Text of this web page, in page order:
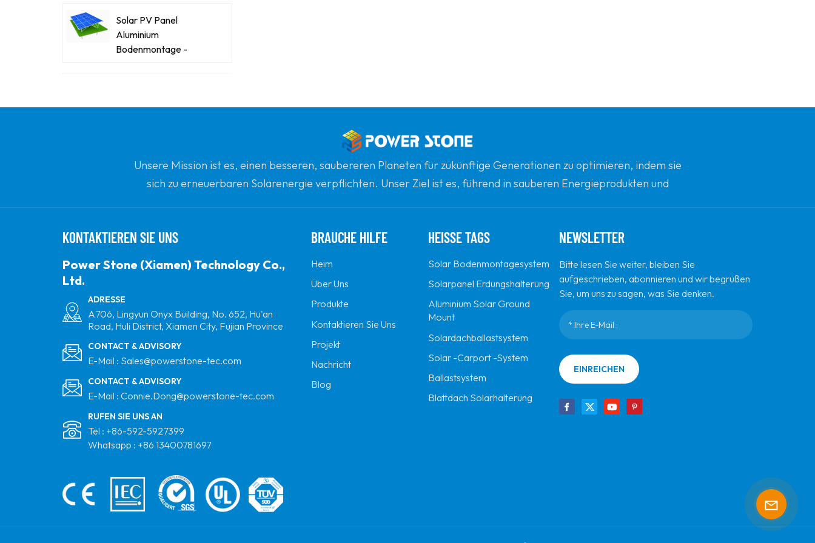
Solar PV Panel
Aluminium
Bodenmontage -
Flachdachdreiecke
Montagehalterung
Ballasted Flat Dach
Matrix Solar
Montagesystem
Metalldach Montage
Aluminium Solar Mini -
Schiene
Aluminiummatrix
Stativ Solar
Montagesystem
Metalldach Railless
Montage Solar Short
Rail Montagestruktur
Vertikale PV -Farmen
Montageklasse
Unsere Mission ist es, einen besseren, saubereren Planeten für zukünftige Generationen zu optimieren, indem sie
sich zu erneuerbaren Solarenergie verpflichten. Unser Ziel ist es, führend in sauberen Energieprodukten und
KONTAKTIEREN SIE UNS
Power Stone (Xiamen) Technology Co.,
Ltd.
ADRESSE
A706, Lingyun Onyx Building, No. 652, Hu'an
Road, Huli District, Xiamen City, Fujian Province
CONTACT & ADVISORY
E-Mail : Sales@powerstone-tec.com
CONTACT & ADVISORY
E-Mail : Connie.Dong@powerstone-tec.com
RUFEN SIE UNS AN
Tel : +86-592-5927399
Whatsapp : +86 13400781697
BRAUCHE HILFE
Heim
Über Uns
Produkte
Kontaktieren Sie Uns
Projekt
Nachricht
Blog
HEISSE TAGS
Solar Bodenmontagesystem
Solarpanel Erdungshalterung
Aluminium Solar Ground
Mount
Solardachballastsystem
Solar -Carport -System
Ballastsystem
Blattdach Solarhalterung
NEWSLETTER
Bitte lesen Sie weiter, bleiben Sie
aufgeschrieben, abonnieren und wir begrüßen
Sie, um uns zu sagen, was Sie denken.
EINREICHEN